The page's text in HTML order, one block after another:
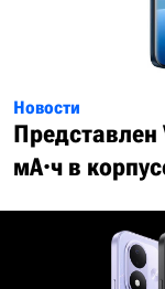
Новости
Представлен
мА·ч в